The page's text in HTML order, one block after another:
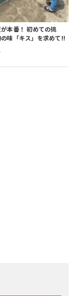
が本番！初めての挑
味「キス」を求めて!!